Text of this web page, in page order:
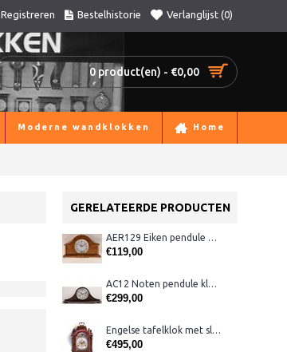
Registreren Bestelhistorie Verlanglijst (0)
0 product(en) - €0,00
Moderne wandklokken Home
GERELATEERDE PRODUCTEN
AER129 Eiken pendule met Westminster
€119,00
AC12 Noten pendule klok met slagwerk
€299,00
Engelse tafelklok met slagwerk
€495,00